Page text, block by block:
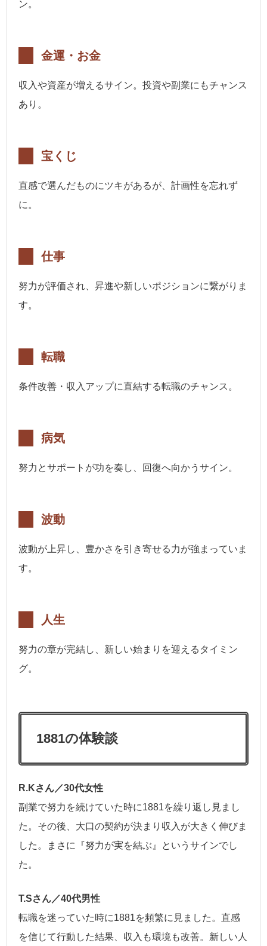
ン。
金運・お金
収入や資産が増えるサイン。投資や副業にもチャンス
あり。
宝くじ
直感で選んだものにツキがあるが、計画性を忘れず
に。
仕事
努力が評価され、昇進や新しいポジションに繋がりま
す。
転職
条件改善・収入アップに直結する転職のチャンス。
病気
努力とサポートが功を奏し、回復へ向かうサイン。
波動
波動が上昇し、豊かさを引き寄せる力が強まっていま
す。
人生
努力の章が完結し、新しい始まりを迎えるタイミン
グ。
1881の体験談
R.Kさん／30代女性
副業で努力を続けていた時に1881を繰り返し見まし
た。その後、大口の契約が決まり収入が大きく伸びま
した。まさに『努力が実を結ぶ』というサインでし
た。
T.Sさん／40代男性
転職を迷っていた時に1881を頻繁に見ました。直感
を信じて行動した結果、収入も環境も改善。新しい人